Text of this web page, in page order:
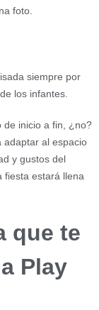
foto.
siempre por
los infantes.
de inicio a fin, ¿no?
adaptar al espacio
y gustos del
fiesta estará llena
que te
Play